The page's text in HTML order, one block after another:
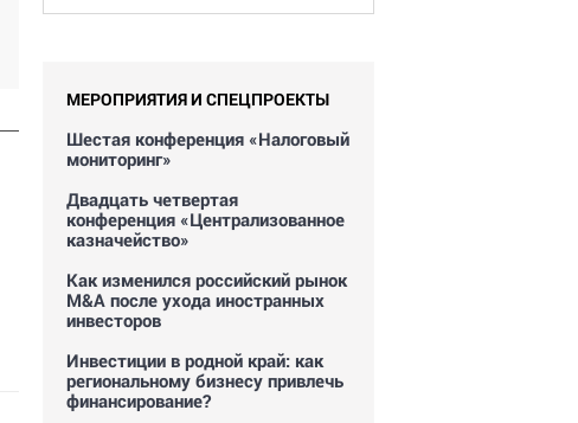
МЕРОПРИЯТИЯ И СПЕЦПРОЕКТЫ
Шестая конференция «Налоговый
мониторинг»
Двадцать четвертая
конференция «Централизованное
казначейство»
Как изменился российский рынок
M&A после ухода иностранных
инвесторов
Инвестиции в родной край: как
региональному бизнесу привлечь
финансирование?